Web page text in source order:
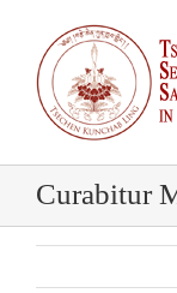
content
Curabitur